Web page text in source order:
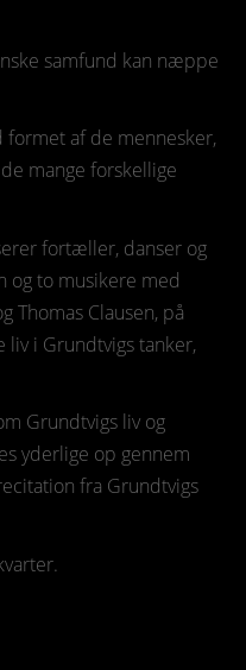
samfund kan næppe
formet af de mennesker,
mange forskellige
fortæller, danser og
og to musikere med
Thomas Clausen, på
i Grundtvigs tanker,
Grundtvigs liv og
yderlige op gennem
fra Grundtvigs